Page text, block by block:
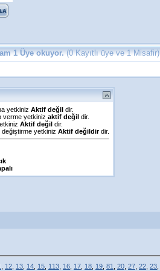
1 Üye okuyor.(0 Kayıtlı üye ve 1 Misafir)
yetkiniz Aktif değil dir.
verme yetkiniz aktif değil dir.
Aktif değil dir.
değiştirme yetkiniz Aktif değildirdir.
12 13 14 15 113 16 17 18 19 81 20 27 22 23